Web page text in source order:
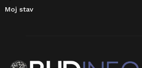
Moj stav